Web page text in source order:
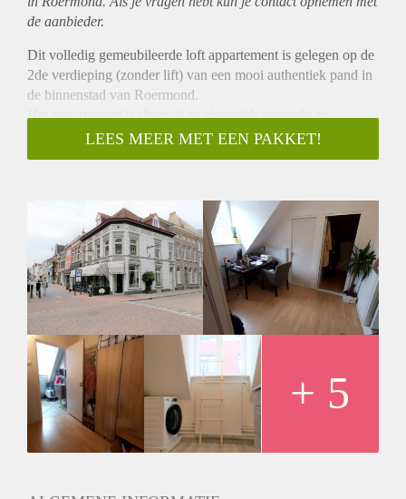
de aanbieder.
Dit volledig gemeubileerde loft appartement is gelegen op de
2de verdieping (zonder lift) van een mooi authentiek pand in
de binnenstad van Roermond.
Het appartement is sfeervol en eigentijds ingericht en
beschikt over 1 slaapkamer, welke op een open vide gelegen
is. De woonkamer sluit aan op de half open keuken welke is
kleedkamer, heeft een massage douche cabine, wastafel
meubel en wasmachine. Het toilet is separaat gelegen.
Met deze woning geniet u van het comfort van wonen in de
binnenstad, echter toch rustig gelegen. Niet geschikt voor
woningdelers, bewoning met kinderen en/of huisdieren.
Huurprijs incl. G/W/E / Servicekosten (o.a. internet en
meubilering) bedraagt € 995,- per maand. Waarborgsom €
1500,-.
Tevens heeft de huurder de mogelijkheid om additioneel een
bewaakte privé parkeerplaats te huren voor € 75,- per maand.
LEES MEER MET EEN PAKKET!
+ 5